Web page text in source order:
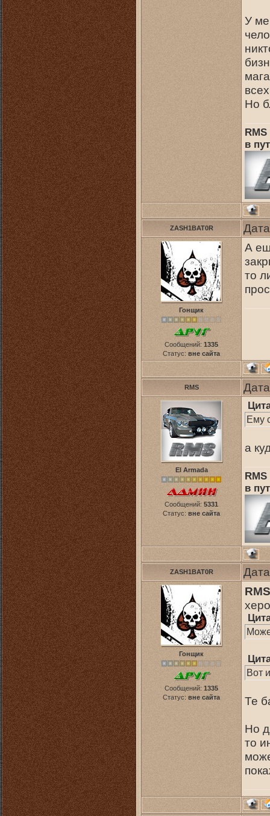
У
Но
в
ZASH1BAT0R
Гонщик
Сообщений: 1335
Статус: вне сайта
А
то
RMS
El Armada
Сообщений: 5331
Статус: вне сайта
Ему
а
в
ZASH1BAT0R
Гонщик
Сообщений: 1335
Статус: вне сайта
RMS
Вот
Те
Но
то